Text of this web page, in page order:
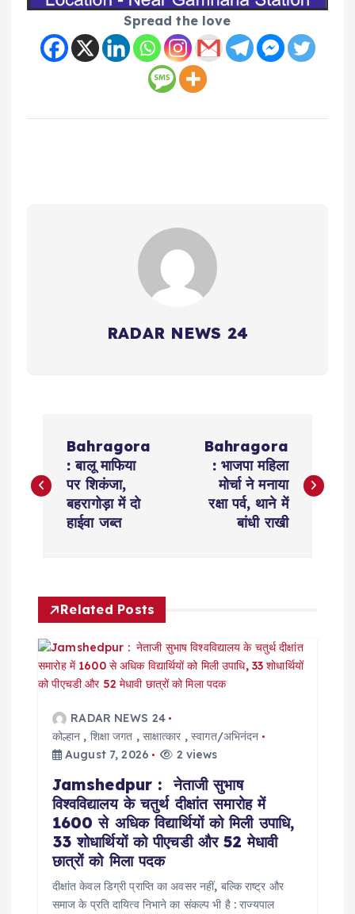
Spread the love
RADAR NEWS 24
o
s
n
a
v
Bahragora
: बालू माफिया
पर शिकंजा,
बहरागोड़ा में दो
हाईवा जब्त
Bahragora
: भाजपा महिला
मोर्चा ने मनाया
रक्षा पर्व, थाने में
बांधी राखी
Related Posts
RADAR NEWS 24
कोल्हान , शिक्षा जगत , साक्षात्कार ,स्वागत/अभिनंदन
August 7, 2026
2 views
Jamshedpur : नेताजी सुभाष
विश्वविद्यालय के चतुर्थ दीक्षांत समारोह में
1600 से अधिक विद्यार्थियों को मिली उपाधि,
33 शोधार्थियों को पीएचडी और 52 मेधावी
छात्रों को मिला पदक
दीक्षांत केवल डिग्री प्राप्ति का अवसर नहीं, बल्कि राष्ट्र और
समाज के प्रति दायित्व निभाने का संकल्प भी है : राज्यपाल